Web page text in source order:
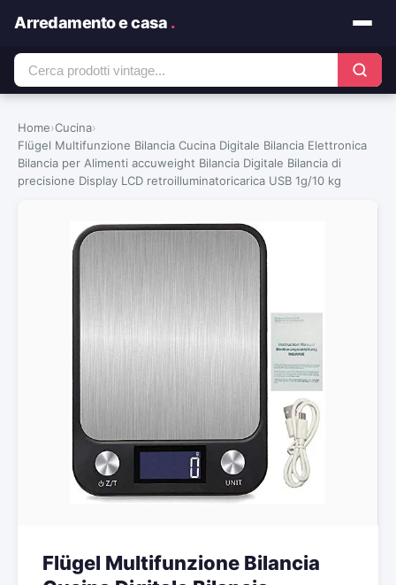
Arredamento e casa .
Home›Cucina›
Flügel Multifunzione Bilancia Cucina Digitale Bilancia Elettronica
Bilancia per Alimenti accuweight Bilancia Digitale Bilancia di
precisione Display LCD retroilluminatoricarica USB 1g/10 kg
Flügel Multifunzione Bilancia